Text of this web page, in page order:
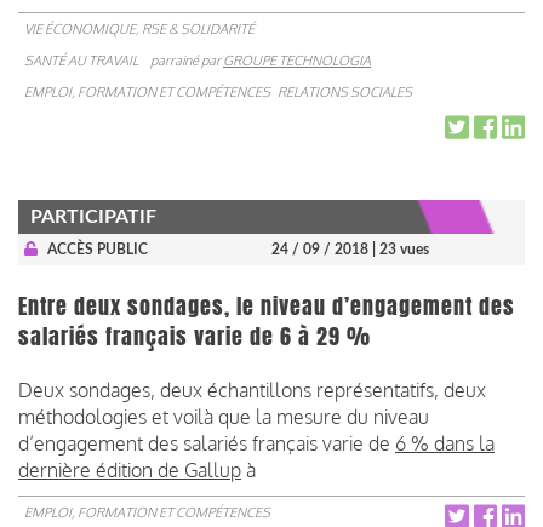
VIE ÉCONOMIQUE, RSE & SOLIDARITÉ
SANTÉ AU TRAVAIL
parrainé parGROUPE TECHNOLOGIA
EMPLOI, FORMATION ET COMPÉTENCES RELATIONS SOCIALES
PARTICIPATIF
ACCÈS PUBLIC 24 / 09 / 2018 | 23 vues
Entre deux sondages, le niveau d’engagement des
salariés français varie de 6 à 29 %
Deux sondages, deux échantillons représentatifs, deux
méthodologies et voilà que la mesure du niveau
d’engagement des salariés français varie de 6 % dans la
dernière édition de Gallup à
EMPLOI, FORMATION ET COMPÉTENCES